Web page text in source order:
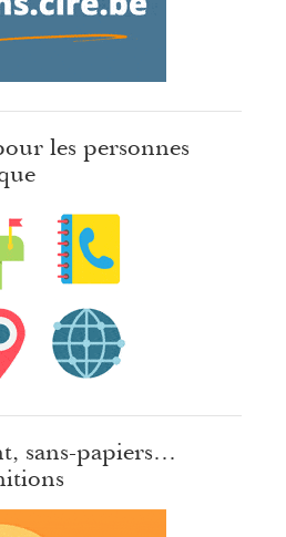
les personnes
sans-papiers…